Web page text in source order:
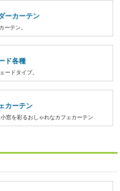
ーカーテン
ーテン。
ド各種
ードタイプ。
カーテン
窓を彩るおしゃれなカフェカーテン